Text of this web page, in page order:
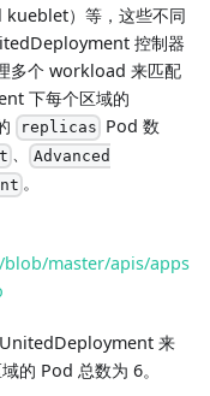
kueblet）等，这些不同
控制器
多个 workload 来匹配
下每个区域的
replicas Pod 数
、 Advanced
。
master/apis/apps
UnitedDeployment 来
的 Pod 总数为 6。